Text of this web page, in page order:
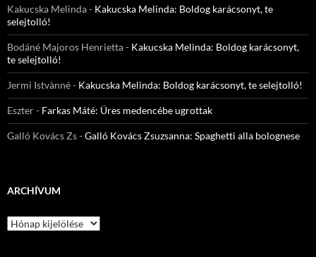
Kakucska Melinda- Kakucska Melinda: Boldog karácsonyt, te
selejtolló!
Bodáné Majoros Henrietta- Kakucska Melinda: Boldog karácsonyt,
te selejtolló!
Jermi Istvànné- Kakucska Melinda: Boldog karácsonyt, te selejtolló!
Eszter- Farkas Máté: Üres medencébe ugrottak
Galló Kovács Zs-Galló Kovács Zsuzsanna: Spaghetti alla bolognese
ARCHÍVUM
Archívum